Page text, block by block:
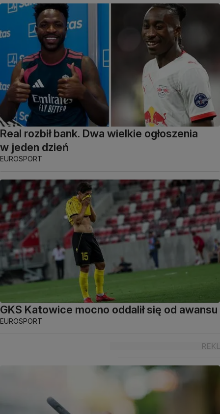
Real rozbił bank. Dwa wielkie ogłoszenia
w jeden dzień
EUROSPORT
GKS Katowice mocno oddalił się od awansu
EUROSPORT